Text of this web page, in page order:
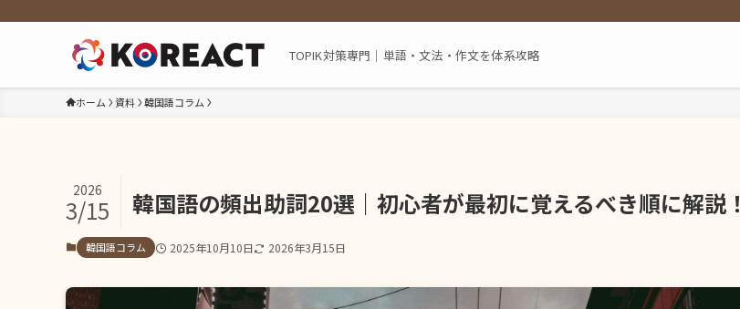
TOPIK対策専門｜単語・文法・作文を体系攻略
ホーム 資料 韓国語コラム
韓国語の頻出助詞20選｜初心者が最初に覚えるべき順に解説！
2026
3/15
韓国語コラム 2025年10月10日 2026年3月15日